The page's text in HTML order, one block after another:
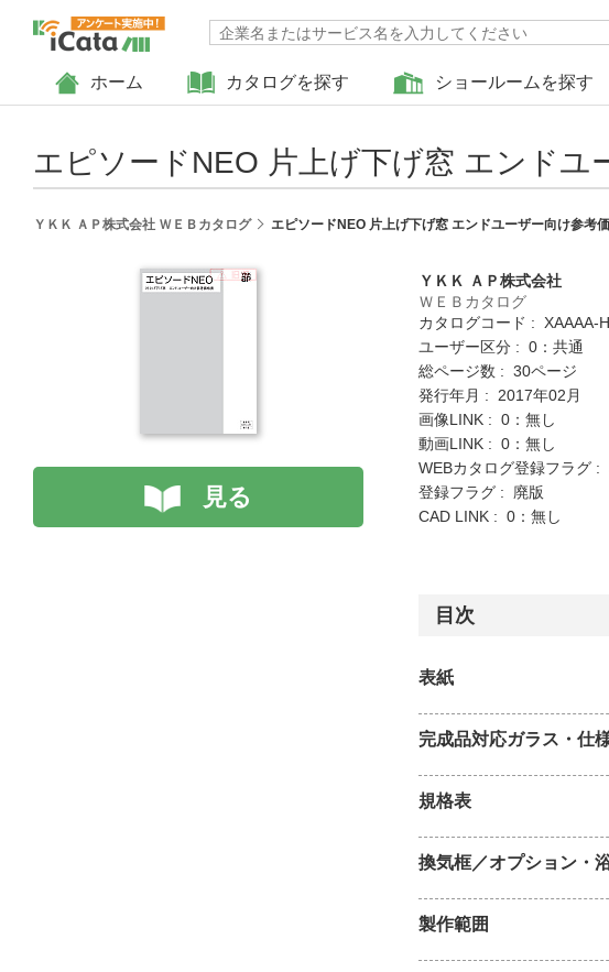
ホーム カタログを探す ショールームを探す
エピソードNEO 片上げ下げ窓 エンドユ
ＹＫＫ ＡＰ株式会社 ＷＥＢカタログ エピソードNEO 片上げ下げ窓 エンドユーザー向け参考
見る
ＹＫＫ ＡＰ株式会社
ＷＥＢカタログ
カタログコード : XAAAA-
ユーザー区分 : 0：共通
総ページ数 : 30ページ
発行年月 : 2017年02月
画像LINK : 0：無し
動画LINK : 0：無し
WEBカタログ登録フラグ :
登録フラグ : 廃版
CAD LINK : 0：無し
目次
表紙
完成品対応ガラス・仕
規格表
換気框／オプション・
製作範囲